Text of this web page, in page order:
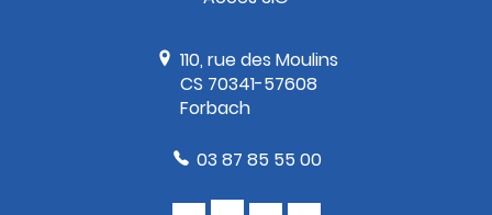
110, rue des Moulins
CS 70341-57608
Forbach
03 87 85 55 00